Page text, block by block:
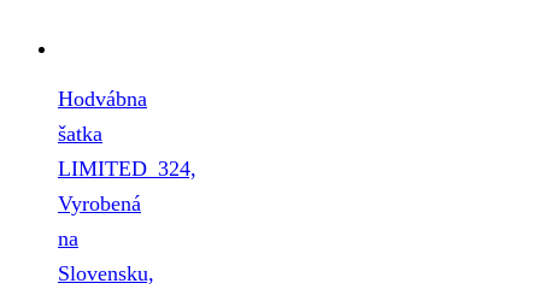
Hodvábna
šatka
LIMITED_324,
Vyrobená
na
Slovensku,